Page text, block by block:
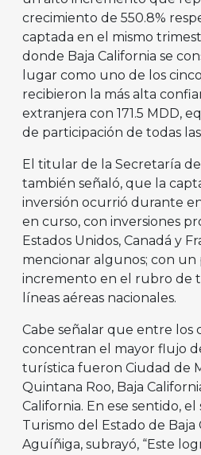
crecimiento de 550.8%
captada en el mismo
donde Baja California se
lugar como uno de los
recibieron la más alta
extranjera con 171.5 MDD,
de participación de todas
El titular de la Secretaría
también señaló, que la
inversión ocurrió durante
en curso, con inversiones
Estados Unidos, Canadá y
mencionar algunos; con
incremento en el rubro de
líneas aéreas nacionales.
Cabe señalar que entre los
concentran el mayor flujo
turística fueron Ciudad de
Quintana Roo, Baja
California. En ese sentido,
Turismo del Estado de Baja
Aguíñiga, subrayó, “Este